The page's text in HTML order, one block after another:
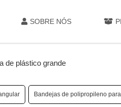
SOBRE NÓS
de plástico grande
Bandejas de polipropileno